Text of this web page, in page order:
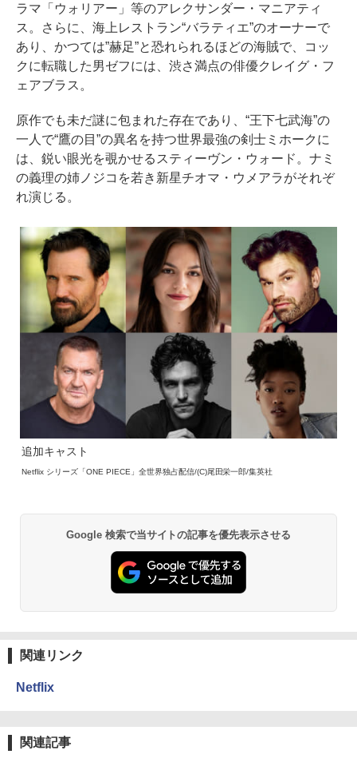
ラマ「ウォリアー」等のアレクサンダー・マニアティ
ス。さらに、海上レストラン“バラティエ”のオーナーで
あり、かつては”赫足”と恐れられるほどの海賊で、コッ
クに転職した男ゼフには、渋さ満点の俳優クレイグ・フ
ェアブラス。
原作でも未だ謎に包まれた存在であり、“王下七武海”の
一人で“鷹の目”の異名を持つ世界最強の剣士ミホークに
は、鋭い眼光を覗かせるスティーヴン・ウォード。ナミ
の義理の姉ノジコを若き新星チオマ・ウメアラがそれぞ
れ演じる。
追加キャスト
Netflix シリーズ「ONE PIECE」全世界独占配信/(C)尾田栄一郎/集英社
Google 検索で当サイトの記事を優先表示させる
関連リンク
Netflix
関連記事